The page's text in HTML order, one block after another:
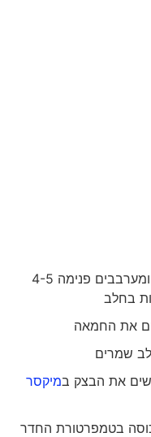
בקערה מפוררים את השמרים ומערבבים פנימה 4-5
בחלב
החמאה
את הבצק במיקסר
בטמפרטורת החדר